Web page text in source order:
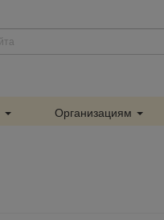
Организациям